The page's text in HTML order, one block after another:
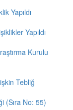
Yapıldı
Yapıldı
Kurulu
Tebliğ
(Sıra No: 55)